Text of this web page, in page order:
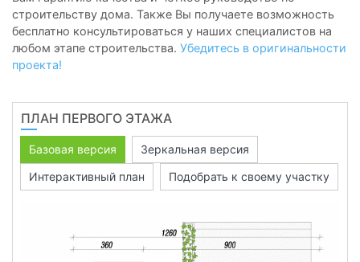
строительству дома. Также Вы получаете возможность
бесплатно консультироваться у наших специалистов на
любом этапе строительства. Убедитесь в оригинальности
проекта!
ПЛАН ПЕРВОГО ЭТАЖА
Базовая версия
Зеркальная версия
Интерактивный план
Подобрать к своему участку